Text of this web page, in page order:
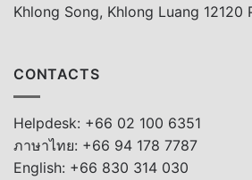
Khlong Song, Khlong Luang 12120
CONTACTS
Helpdesk: +66 02 100 6351
ภาษาไทย: +66 94 178 7787
English: +66 830 314 030